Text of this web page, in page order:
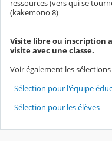
ressources (vers qui se
(kakemono 8)
Visite libre ou inscription
visite avec une classe.
Voir également les
-Sélection pour l'équipe
-Sélection pour les élèves